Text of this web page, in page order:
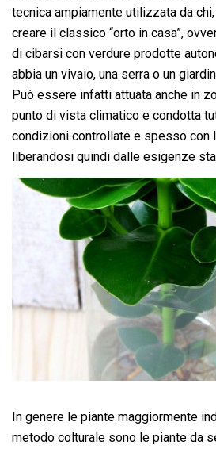
tecnica ampiamente utilizzata da
creare il classico “orto in casa”,
di cibarsi con verdure prodotte
abbia un vivaio, una serra o un
Può essere infatti attuata anche in
punto di vista climatico e condotta
condizioni controllate e spesso con
liberandosi quindi dalle esigenze
In genere le piante maggiormente
metodo colturale sono le piante da